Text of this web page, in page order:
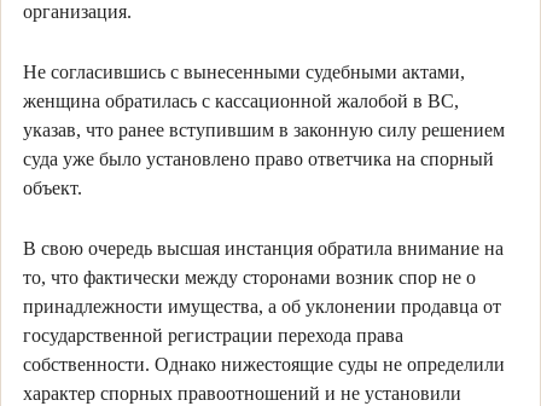
организация.
Не согласившись с вынесенными судебными актами,
женщина обратилась с кассационной жалобой в ВС,
указав, что ранее вступившим в законную силу решением
суда уже было установлено право ответчика на спорный
объект.
В свою очередь высшая инстанция обратила внимание на
то, что фактически между сторонами возник спор не о
принадлежности имущества, а об уклонении продавца от
государственной регистрации перехода права
собственности. Однако нижестоящие суды не определили
характер спорных правоотношений и не установили